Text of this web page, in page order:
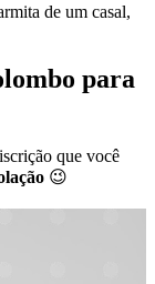
de um casal,
para
que você
😉